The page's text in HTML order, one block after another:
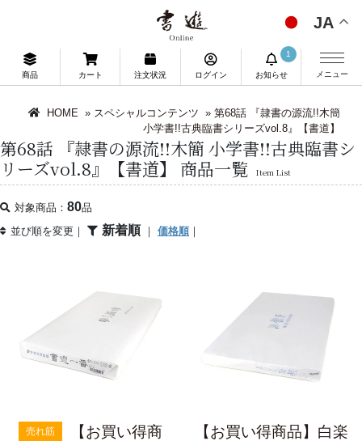
JA
商品 カート 注文状況 ログイン お知らせ
1
メニュー
HOME » スペシャルコンテンツ » 第68話 『隷書の源流!!木簡
小学書!!古典臨書シリーズvol.8』【書道】
第68話 『隷書の源流!!木簡 小学書!!古典臨書シ
リーズvol.8』【書道】 商品一覧
Item List
対象商品： 80品
並び順を変更｜
新着順 ｜ 価格順｜
売れ筋
【お買い得商
【お買い得商品】白楽